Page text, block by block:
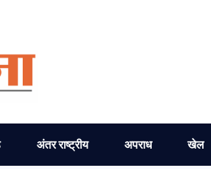
अंतर राष्ट्रीय अपराध खेल